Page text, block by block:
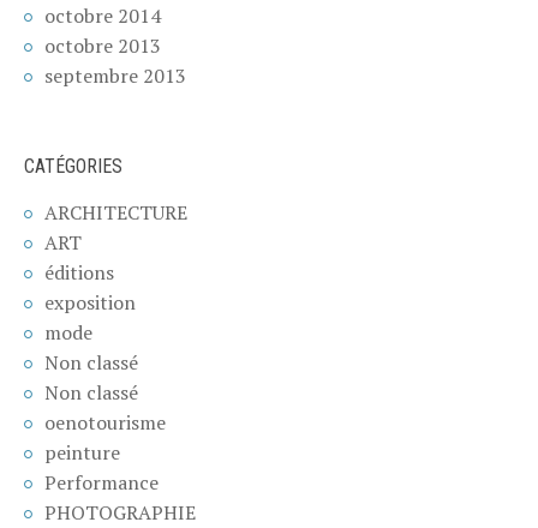
octobre 2014
octobre 2013
septembre 2013
CATÉGORIES
ARCHITECTURE
ART
éditions
exposition
mode
Non classé
Non classé
oenotourisme
peinture
Performance
PHOTOGRAPHIE